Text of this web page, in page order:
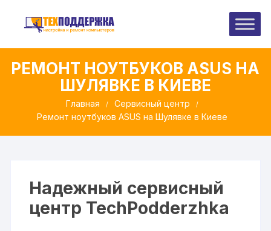
содержимому
РЕМОНТ НОУТБУКОВ ASUS НА
ШУЛЯВКЕ В КИЕВЕ
Главная
Сервисный центр
Ремонт ноутбуков ASUS на Шулявке в Киеве
Надежный сервисный
центр TechPodderzhka